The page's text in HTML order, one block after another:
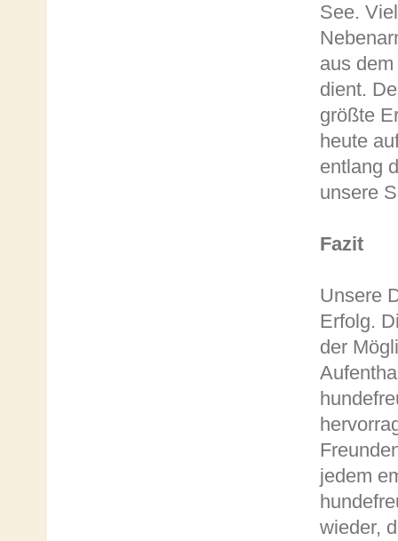
See.
aus
dient.
größte
heute
entlang
unsere
Fazit
Unsere
Erfolg.
der
jedem
wieder,